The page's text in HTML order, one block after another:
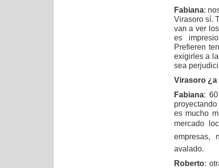
Fabiana:
Virasoro sí.
van a ver
es
Prefieren
exigirles a
sea
Virasoro ¿a
Fabiana:
es mucho
mercado
empresas,
avalado.
Roberto: